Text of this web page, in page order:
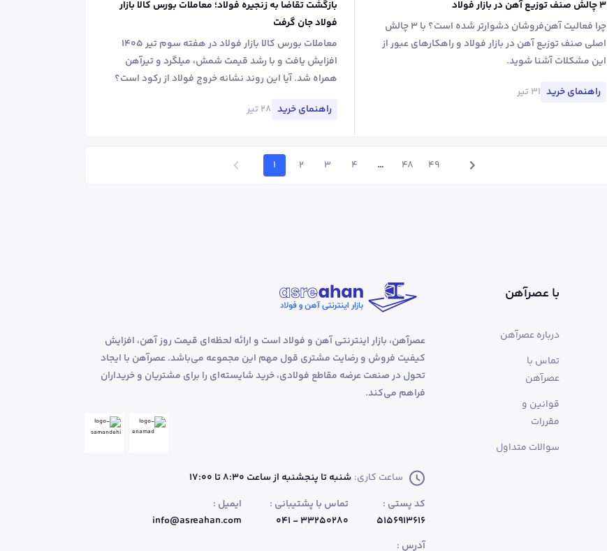
۳ چالش صنف توزیع آهن در بازار فولاد
چرا فعالیت آهن‌فروشان دشوارتر شده است؟ با ۳ چالش
اصلی صنف توزیع آهن در بازار فولاد و راهکارهای عبور از
این مشکلات آشنا شوید.
راهنمای خرید ۳۱ تیر
بازگشت تقاضا به زنجیره فولاد؛ معاملات بورس کالا بازار
فولاد جان گرفت
معاملات بورس کالا بازار فولاد در هفته سوم تیر ۱۴۰۵
افزایش یافت و با رشد قیمت شمش، میلگرد و تیرآهن
همراه شد. آیا این روند نشانه خروج فولاد از رکود است؟
راهنمای خرید ۲۸ تیر
1 2 3 4 … 48 49
با عصرآهن
درباره عصرآهن
تماس با
عصرآهن
قوانین و
مقررات
سوالات متداول
عصرآهن، بازار اینترنتی آهن و فولاد است و ارائه لحظه‌ای قیمت روز آهن، افزایش
کیفیت فروش و رضایت مشتری قول مهم این مجموعه می‌باشد. عصرآهن با ایجاد
تحول در صنعت عرضه مقاطع فولادی، خرید شایسته‌ای را برای مشتریان و خریداران
فراهم می‌کند.
ساعت کاری: شنبه تا پنجشنبه از ساعت 8:30 تا 17:00
کد پستی :
۵۱۵۶۹۱۳۶۱۶
تماس با پشتیبانی :
۳۳۲۵۰۲۸۰ - ۰۴۱
ایمیل :
info@asreahan.com
آدرس :